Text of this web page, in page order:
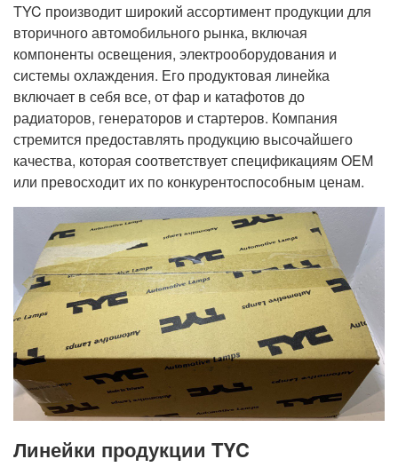
TYC производит широкий ассортимент продукции для
вторичного автомобильного рынка, включая
компоненты освещения, электрооборудования и
системы охлаждения. Его продуктовая линейка
включает в себя все, от фар и катафотов до
радиаторов, генераторов и стартеров. Компания
стремится предоставлять продукцию высочайшего
качества, которая соответствует спецификациям OEM
или превосходит их по конкурентоспособным ценам.
Линейки продукции TYC